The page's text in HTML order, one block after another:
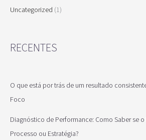
Uncategorized (1)
RECENTES
O que está por trás de um resultado
Foco
Diagnóstico de Performance: Como Saber se
Processo ou Estratégia?